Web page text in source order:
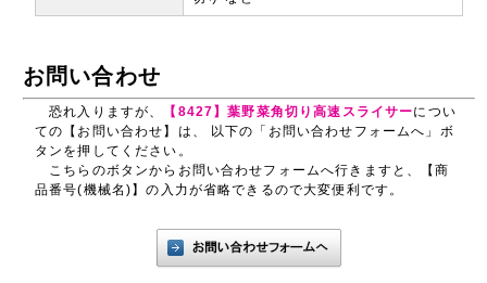
お問い合わせ
恐れ入りますが、 【8427】葉野菜角切り高速スライサーについ
ての【お問い合わせ】は、 以下の「お問い合わせフォームへ」ボ
タンを押してください。
こちらのボタンからお問い合わせフォームへ行きますと、【商
品番号(機械名)】の入力が省略できるので大変便利です。